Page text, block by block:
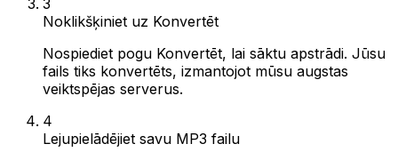
Noklikšķiniet uz Konvertēt
Nospiediet pogu Konvertēt, lai sāktu apstrādi. Jūsu
fails tiks konvertēts, izmantojot mūsu augstas
veiktspējas serverus.
4
Lejupielādējiet savu MP3 failu